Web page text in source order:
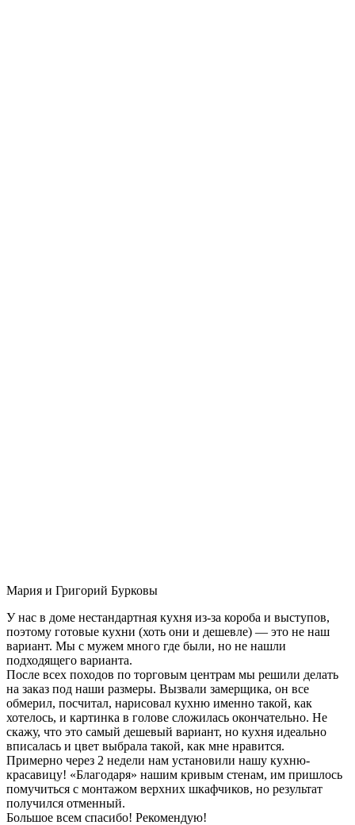
Мария и Григорий Бурковы
У нас в доме нестандартная кухня из-за короба и выступов,
поэтому готовые кухни (хоть они и дешевле) — это не наш
вариант. Мы с мужем много где были, но не нашли
подходящего варианта.
После всех походов по торговым центрам мы решили делать
на заказ под наши размеры. Вызвали замерщика, он все
обмерил, посчитал, нарисовал кухню именно такой, как
хотелось, и картинка в голове сложилась окончательно. Не
скажу, что это самый дешевый вариант, но кухня идеально
вписалась и цвет выбрала такой, как мне нравится.
Примерно через 2 недели нам установили нашу кухню-
красавицу! «Благодаря» нашим кривым стенам, им пришлось
помучиться с монтажом верхних шкафчиков, но результат
получился отменный.
Большое всем спасибо! Рекомендую!